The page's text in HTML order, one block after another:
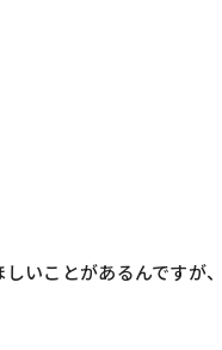
いことがあるんですが、